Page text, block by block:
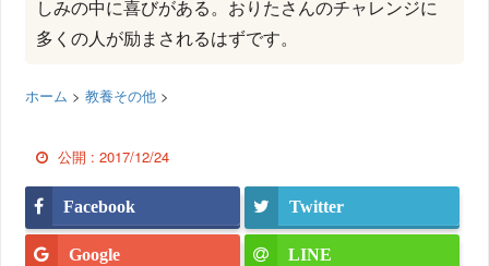
しみの中に喜びがある。おりたさんのチャレンジに
多くの人が励まされるはずです。
ホーム >教養その他 >
公開 :2017/12/24
Facebook Twitter
Google LINE